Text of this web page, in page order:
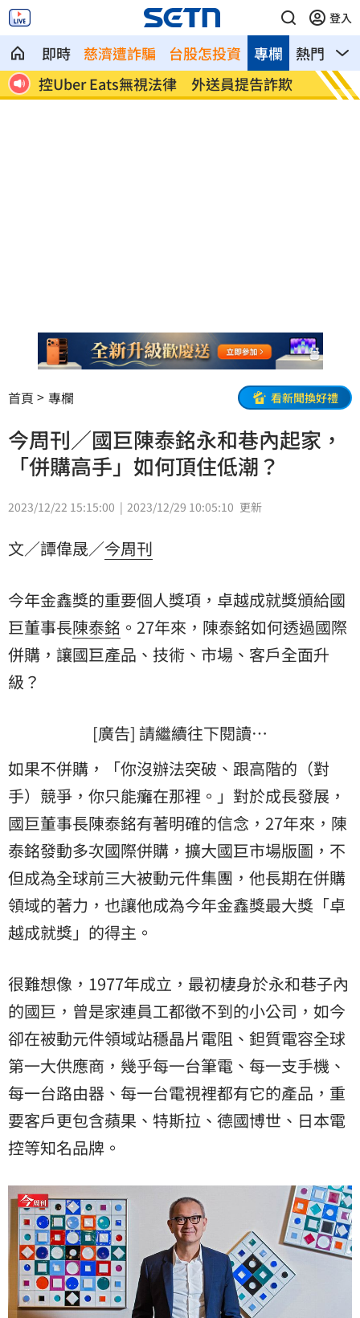
登入
即時 慈濟遭詐騙 台股怎投資 熱門 影
專欄
合歡山公廁爆紅！男廁在南投、女廁在花
蓮
農夫
首頁 專欄 看新聞換好禮
今周刊／國巨陳泰銘永和巷內起家，
「併購高手」如何頂住低潮？
2023/12/22 15:15:00 2023/12/29 10:05:10 更新
文／譚偉晟／今周刊
今年金鑫獎的重要個人獎項，卓越成就獎頒給國
巨董事長陳泰銘 。27年來，陳泰銘如何透過國際
併購 ，讓國巨產品、技術、市場、客戶全面升
級？
[廣告] 請繼續往下閱讀…
如果不併購，「你沒辦法突破、跟高階的（對
手）競爭，你只能癱在那裡。」對於成長發展，
國巨董事長陳泰銘有著明確的信念，27年來，陳
泰銘發動多次國際併購，擴大國巨市場版圖，不
但成為全球前三大被動元件集團，他長期在併購
領域的著力，也讓他成為今年金鑫獎最大獎「卓
越成就獎」的得主。
很難想像，1977年成立，最初棲身於永和巷子內
的國巨，曾是家連員工都徵不到的小公司，如今
卻在被動元件領域站穩晶片電阻、鉭質電容全球
第一大供應商，幾乎每一台筆電、每一支手機、
每一台路由器、每一台電視裡都有它的產品，重
要客戶更包含蘋果、特斯拉、德國博世、日本電
控等知名品牌。